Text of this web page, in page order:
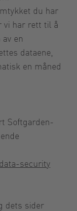
du har
vi har rett til å
en
dataene,
en måned
Softgarden-
security
dets sider